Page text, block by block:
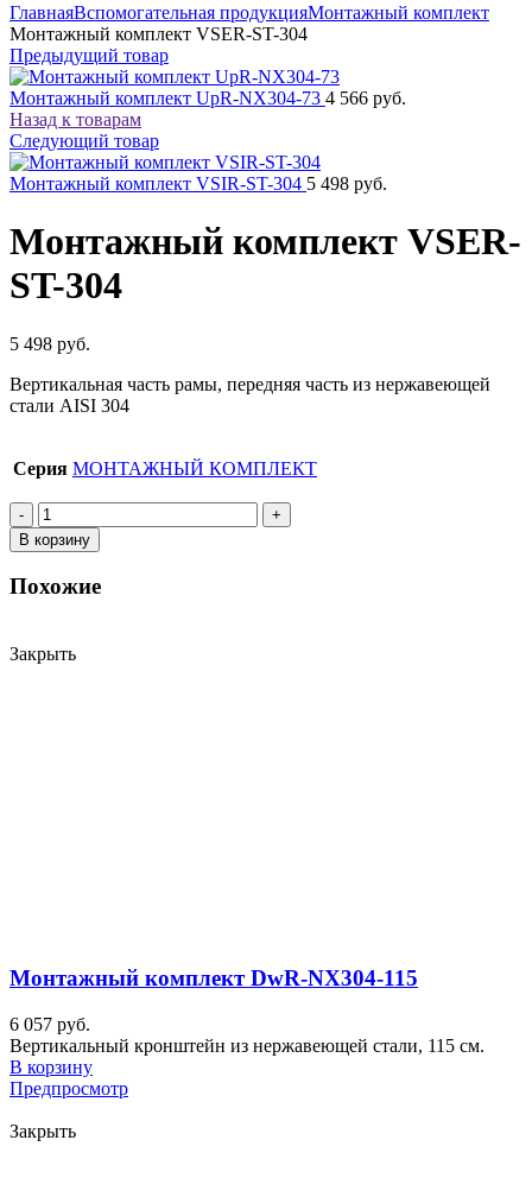
ГлавнаяВспомогательная продукцияМонтажный комплект
Монтажный комплект VSER-ST-304
Предыдущий товар
Монтажный комплект UpR-NX304-73 4 566 руб.
Назад к товарам
Следующий товар
Монтажный комплект VSIR-ST-304 5 498 руб.
Монтажный комплект VSER-
ST-304
5 498 руб.
Вертикальная часть рамы, передняя часть из нержавеющей
стали AISI 304
Серия МОНТАЖНЫЙ КОМПЛЕКТ
Количество
товара
Монтажный
VSER-
В корзину
Похожие
Закрыть
Монтажный комплект DwR-NX304-115
6 057 руб.
Вертикальный кронштейн из нержавеющей стали, 115 см.
В корзину
Предпросмотр
Закрыть